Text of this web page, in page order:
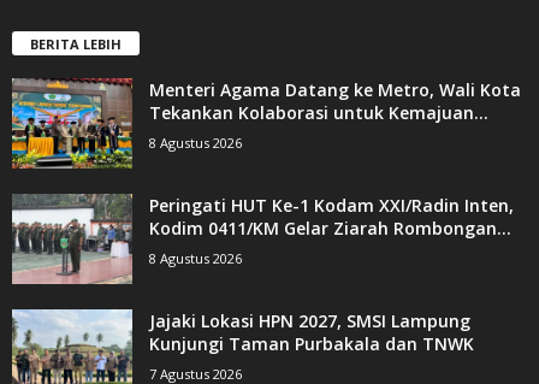
BERITA LEBIH
Menteri Agama Datang ke Metro, Wali Kota
Tekankan Kolaborasi untuk Kemajuan...
8 Agustus 2026
Peringati HUT Ke-1 Kodam XXI/Radin Inten,
Kodim 0411/KM Gelar Ziarah Rombongan...
8 Agustus 2026
Jajaki Lokasi HPN 2027, SMSI Lampung
Kunjungi Taman Purbakala dan TNWK
7 Agustus 2026